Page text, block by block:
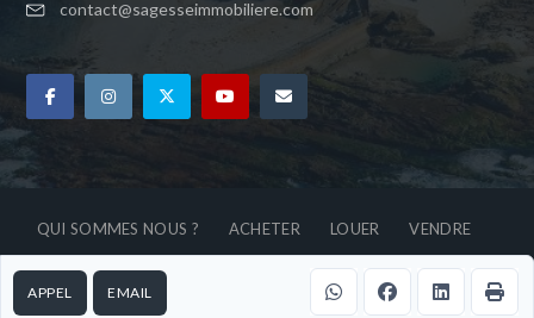
APPEL EMAIL
contact@sagesseimmobiliere.com
QUI SOMMES NOUS ? ACHETER LOUER
VENDRE
© 2026 Sagesse immobilière, Tous droits réservés.